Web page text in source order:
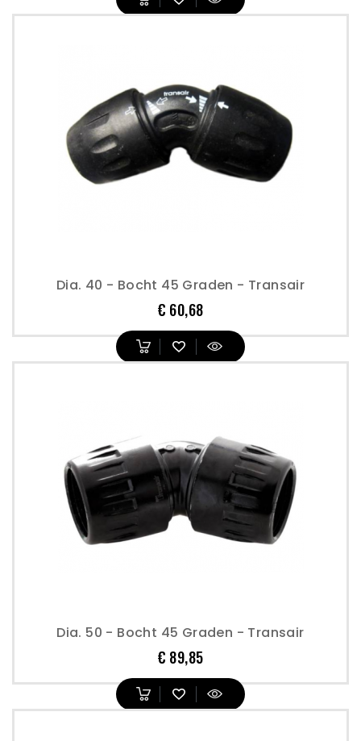
Dia. 40 - Bocht 45 Graden - Transair
€ 60,68Prijs
Dia. 50 - Bocht 45 Graden - Transair
€ 89,85Prijs